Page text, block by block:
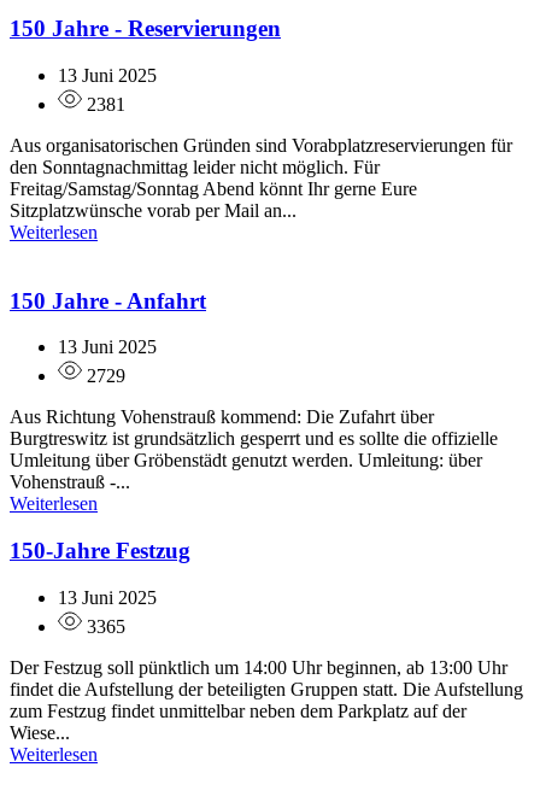
150 Jahre - Reservierungen
13 Juni 2025
2381
Aus organisatorischen Gründen sind Vorabplatzreservierungen für
den Sonntagnachmittag leider nicht möglich. Für
Freitag/Samstag/Sonntag Abend könnt Ihr gerne Eure
Sitzplatzwünsche vorab per Mail an...
Weiterlesen
150 Jahre - Anfahrt
13 Juni 2025
2729
Aus Richtung Vohenstrauß kommend: Die Zufahrt über
Burgtreswitz ist grundsätzlich gesperrt und es sollte die offizielle
Umleitung über Gröbenstädt genutzt werden. Umleitung: über
Vohenstrauß -...
Weiterlesen
150-Jahre Festzug
13 Juni 2025
3365
Der Festzug soll pünktlich um 14:00 Uhr beginnen, ab 13:00 Uhr
findet die Aufstellung der beteiligten Gruppen statt. Die Aufstellung
zum Festzug findet unmittelbar neben dem Parkplatz auf der
Wiese...
Weiterlesen